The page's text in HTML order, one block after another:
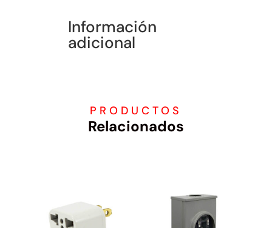
Información
adicional
PRODUCTOS
Relacionados